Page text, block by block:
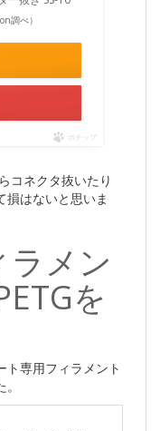
調べ）
ポチップ
コネクタ抜いたり
損はないと思いま
メン
を
ト専用フィラメント